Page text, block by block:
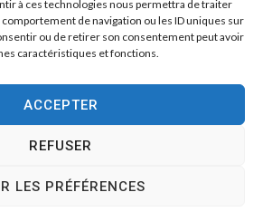
à ces technologies nous permettra de traiter
de navigation ou les ID uniques sur
ou de retirer son consentement peut avoir
caractéristiques et fonctions.
ACCEPTER
REFUSER
LES PRÉFÉRENCES